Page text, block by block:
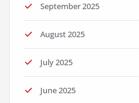
September 2025
August 2025
July 2025
June 2025